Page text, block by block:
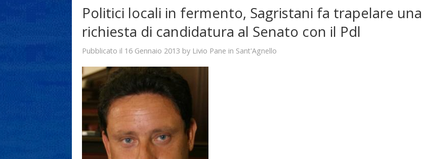
Politici locali in fermento, Sagristani fa trapelare una
richiesta di candidatura al Senato con il Pdl
Pubblicato il 16 Gennaio 2013 by Livio Pane in Sant'Agnello